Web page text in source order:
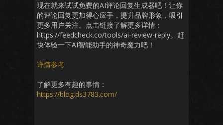
现在就来试试免费的AI评论回复生成器吧！让你
的评论回复更加得心应手，提升品牌形象，吸引
更多用户关注。点击链接了解更多详情：
https://feedcheck.co/tools/ai-review-reply。赶
快体验一下AI智能助手的神奇魔力吧！
详情参考
了解更多有趣的事情：
https://blog.ds3783.com/